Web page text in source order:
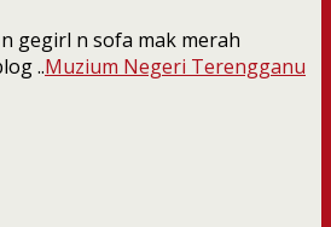
gegirl n sofa mak merah
..Muzium Negeri Terengganu